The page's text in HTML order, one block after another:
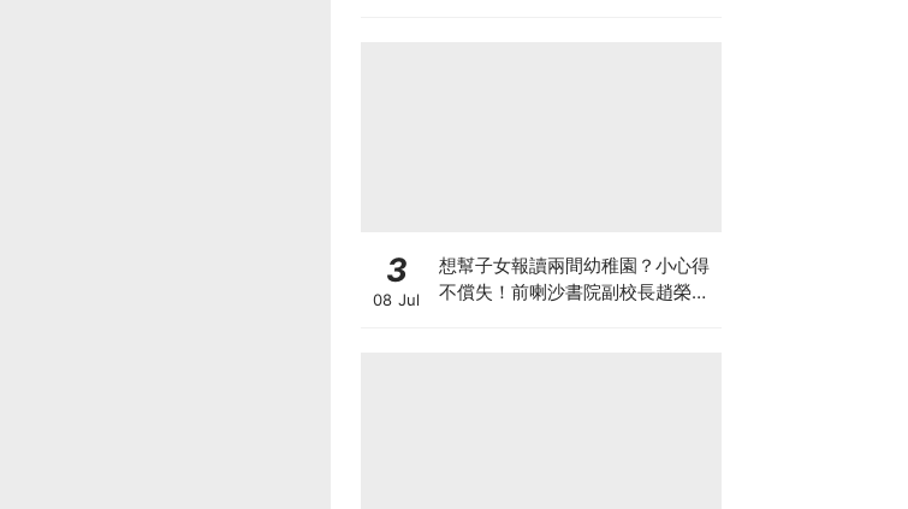
3
08 Jul
想幫子女報讀兩間幼稚園？小心得
不償失！前喇沙書院副校長趙榮